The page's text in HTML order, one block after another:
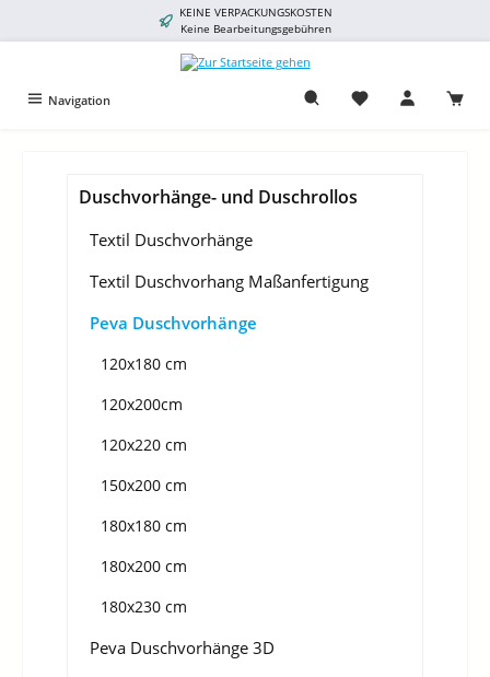
KEINE VERPACKUNGSKOSTEN
Keine Bearbeitungsgebühren
Navigation
Duschvorhänge- und Duschrollos
Textil Duschvorhänge
Textil Duschvorhang Maßanfertigung
Peva Duschvorhänge
120x180 cm
120x200cm
120x220 cm
150x200 cm
180x180 cm
180x200 cm
180x230 cm
Peva Duschvorhänge 3D